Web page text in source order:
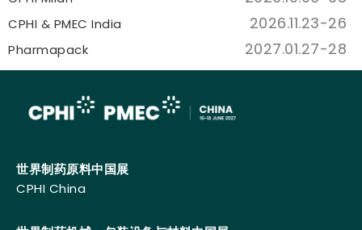
CPHI & PMEC India
Pharmapack
2026.11.23-26
2027.01.27-28
世界制药原料中国展
CPHI China